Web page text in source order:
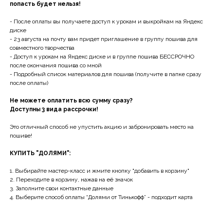
попасть будет нельзя!
- После оплаты вы получаете доступ к урокам и выкройкам на Яндекс
диске
- 23 августа на почту вам придет приглашение в группу пошива для
совместного творчества
- Доступ к урокам на Яндекс диске и в группе пошива БЕССРОЧНО
после окончания пошива со мной
- Подробный список материалов для пошива (получите в папке сразу
после оплаты)
Не можете оплатить всю сумму сразу?
Доступны 3 вида рассрочки!
Это отличный способ не упустить акцию и забронировать место на
пошиве!
КУПИТЬ "ДОЛЯМИ":
1. Выбирайте мастер-класс и жмите кнопку "добавить в корзину"
2. Переходите в корзину, нажав на её значок
3. Заполните свои контактные данные
4. Выберите способ оплаты “Долями от Тинькофф” - подходит карта